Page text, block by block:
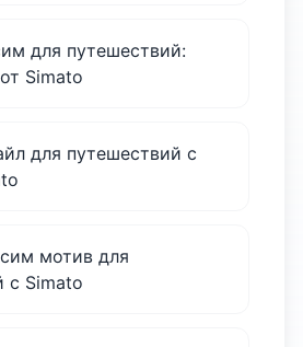
для путешествий:
Simato
для путешествий с
мотив для
с Simato